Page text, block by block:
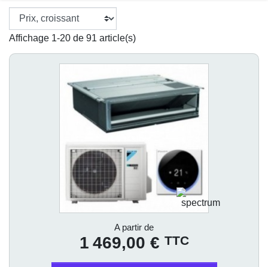
Affichage 1-20 de 91 article(s)
A partir de
1 469,00 € TTC